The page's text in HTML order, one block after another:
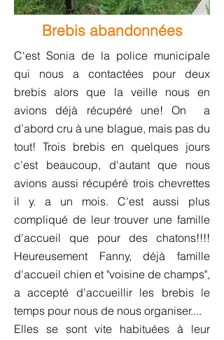
Brebis abandonnées
C'est Sonia de la police municipale
qui nous a contactées pour deux
brebis alors que la veille nous en
avions déjà récupéré une! On a
d’abord cru à une blague, mais pas du
tout! Trois brebis en quelques jours
c'est beaucoup, d'autant que nous
avions aussi récupéré trois chevrettes
il y. a un mois. C'est aussi plus
compliqué de leur trouver une famille
d'accueil que pour des chatons!!!!
Heureusement Fanny, déjà famille
d'accueil chien et "voisine de champs",
a accepté d'accueillir les brebis le
temps pour nous de nous organiser....
Elles se sont vite habituées à leur